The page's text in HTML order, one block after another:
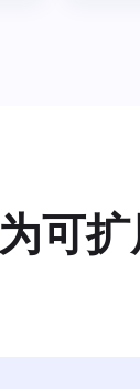
为可